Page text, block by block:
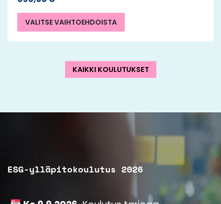
VALITSE VAIHTOEHDOISTA
KAIKKI KOULUTUKSET
ESG-ylläpitokoulutus 2026